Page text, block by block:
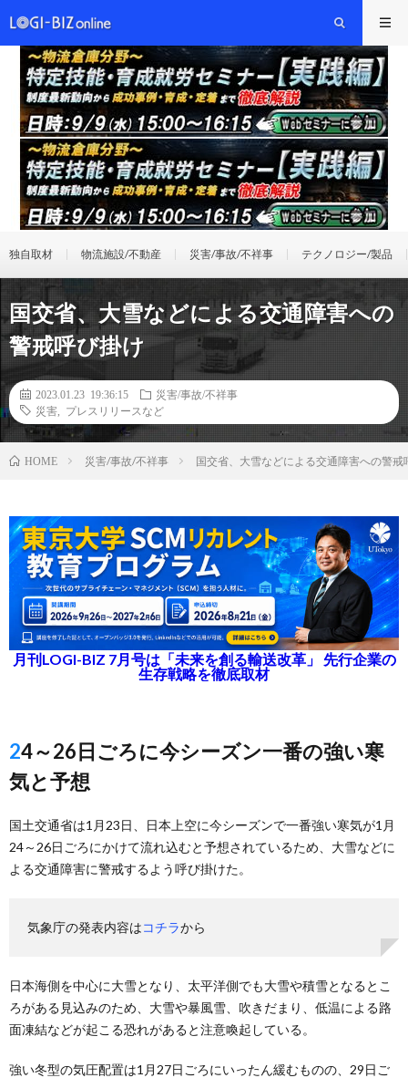
独自取材 物流施設/不動産 災害/事故/不祥事 テクノロジー/製品
国交省、大雪などによる交通障害への
警戒呼び掛け
2023.01.23 19:36:15
災害/事故/不祥事
災害
プレスリリースなど
HOME 災害/事故/不祥事 国交省、大雪などによる交通障害への警戒
月刊LOGI-BIZ 7月号は「未来を創る輸送改革」 先行企業の
生存戦略を徹底取材
24～26日ごろに今シーズン一番の強い寒
気と予想
国土交通省は1月23日、日本上空に今シーズンで一番強い寒気が1月
24～26日ごろにかけて流れ込むと予想されているため、大雪などに
よる交通障害に警戒するよう呼び掛けた。
気象庁の発表内容はコチラから
日本海側を中心に大雪となり、太平洋側でも大雪や積雪となるとこ
ろがある見込みのため、大雪や暴風雪、吹きだまり、低温による路
面凍結などが起こる恐れがあると注意喚起している。
強い冬型の気圧配置は1月27日ごろにいったん緩むものの、29日ご